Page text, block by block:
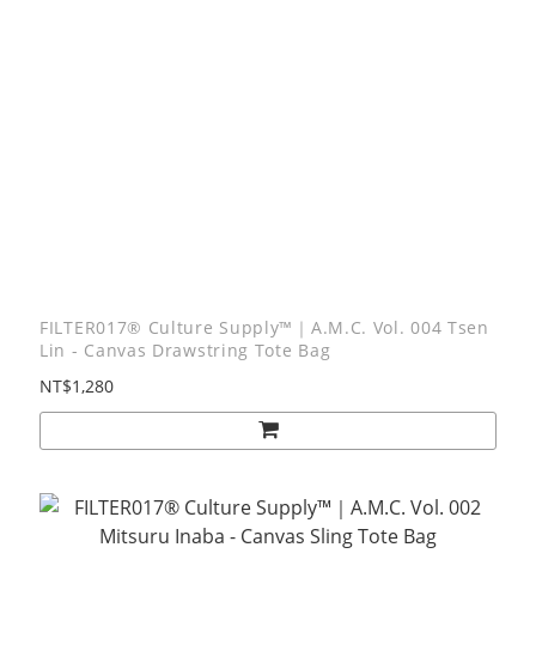
FILTER017® Culture Supply™｜A.M.C. Vol. 004 Tsen
Lin - Canvas Drawstring Tote Bag
NT$1,280